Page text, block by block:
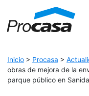
Main
Inicio > Procasa >
obras de mejora de la
parque público en